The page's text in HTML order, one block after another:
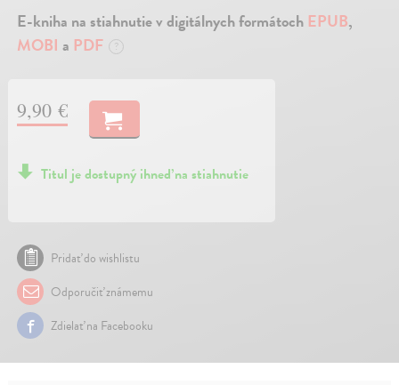
E-kniha na stiahnutie v digitálnych formátoch EPUB,
MOBI a PDF ?
9,90 €
Titul je dostupný ihneď na stiahnutie
Pridať do wishlistu
Odporučiť známemu
Zdielať na Facebooku